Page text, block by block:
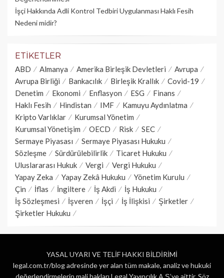
İşçi Hakkında Adli Kontrol Tedbiri Uygulanması Haklı Fesih
Nedeni midir?
ETIKETLER
ABD Almanya Amerika Birleşik Devletleri
Avrupa
Avrupa Birliği
Bankacılık Birleşik Krallık
Covid-19
Denetim
Ekonomi Enflasyon ESG
Finans
Haklı Fesih
Hindistan IMF
Kamuyu Aydınlatma
Kripto Varlıklar
Kurumsal Yönetim
Kurumsal Yönetişim
OECD Risk
SEC
Sermaye Piyasası
Sermaye Piyasası Hukuku
Sözleşme
Sürdürülebilirlik
Ticaret Hukuku
Uluslararası Hukuk
Vergi
Vergi Hukuku
Yapay Zeka
Yapay Zekâ Hukuku
Yönetim Kurulu
Çin
İflas İngiltere İş Akdi
İş Hukuku
İş Sözleşmesi
İşveren İşçi İş İlişkisi
Şirketler
Şirketler Hukuku
YASAL UYARI VE TELİF HAKKI BİLDİRİMİ
legal.com.tr/blog adresinde yer alan tüm makale, analiz ve hukuki
değerlendirmelerin mali hakları Legal Yayıncılık A.Ş.’ye aittir. Söz